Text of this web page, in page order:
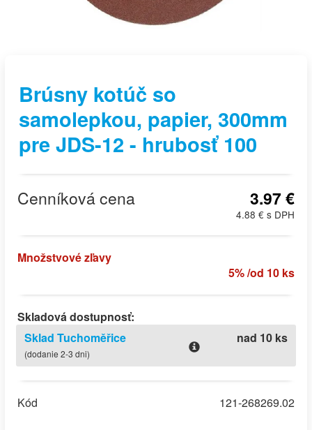
Brúsny kotúč so
samolepkou, papier, 300mm
pre JDS-12 - hrubosť 100
Cenníková cena 3.97 €
4.88 € s DPH
Množstvové zľavy
5% /od 10 ks
Skladová dostupnosť:
Sklad Tuchoměřice
(dodanie 2-3 dni)
nad 10 ks
Kód 121-268269.02